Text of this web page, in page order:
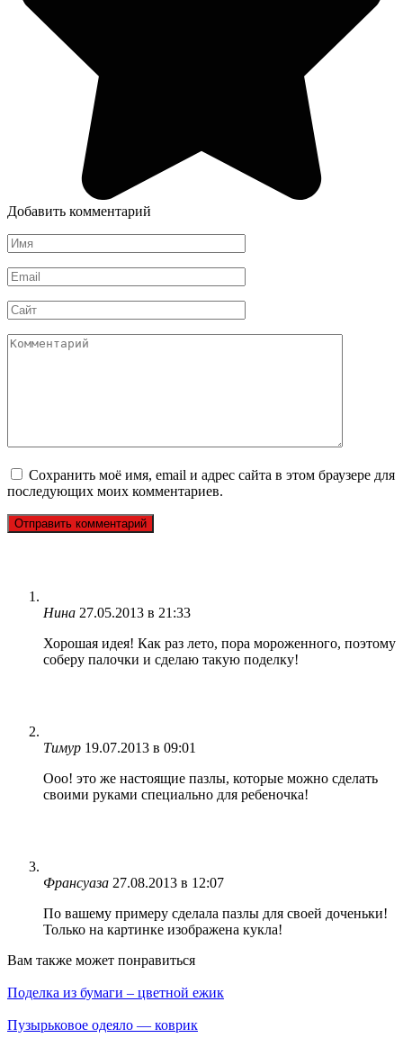
Добавить комментарий
Имя
*
Email
*
Сайт
Комментарий
Сохранить моё имя, email и адрес сайта в этом браузере для
последующих моих комментариев.
Нина 27.05.2013 в 21:33
Хорошая идея! Как раз лето, пора мороженного, поэтому
соберу палочки и сделаю такую поделку!
Тимур 19.07.2013 в 09:01
Ооо! это же настоящие пазлы, которые можно сделать
своими руками специально для ребеночка!
Франсуаза 27.08.2013 в 12:07
По вашему примеру сделала пазлы для своей доченьки!
Только на картинке изображена кукла!
Вам также может понравиться
Поделка из бумаги – цветной ежик
Пузырьковое одеяло — коврик